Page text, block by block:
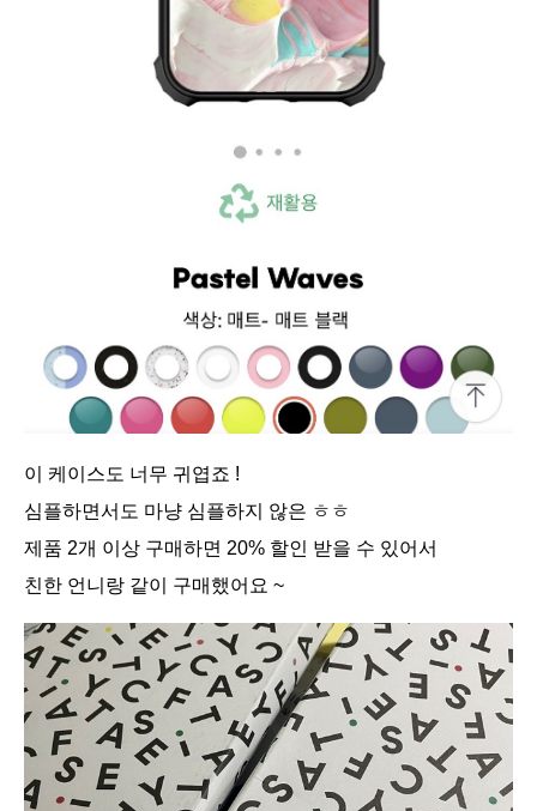
이 케이스도 너무 귀엽죠 !
심플하면서도 마냥 심플하지 않은 ㅎㅎ
제품 2개 이상 구매하면 20% 할인 받을 수 있어서
친한 언니랑 같이 구매했어요 ~